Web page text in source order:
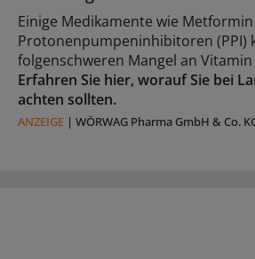
Einige Medikamente wie
Protonenpumpeninhibitoren (PPI)
folgenschweren Mangel an
Erfahren Sie hier, worauf Sie bei
achten sollten.
ANZEIGE | WÖRWAG Pharma GmbH & Co.